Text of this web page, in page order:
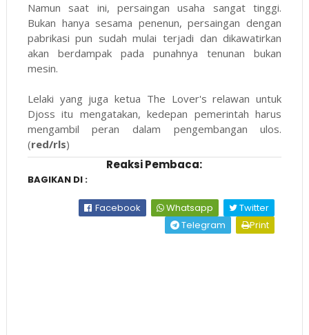
Namun saat ini, persaingan usaha sangat tinggi.
Bukan hanya sesama penenun, persaingan dengan
pabrikasi pun sudah mulai terjadi dan dikawatirkan
akan berdampak pada punahnya tenunan bukan
mesin.
Lelaki yang juga ketua The Lover's relawan untuk
Djoss itu mengatakan, kedepan pemerintah harus
mengambil peran dalam pengembangan ulos.
(red/rls)
Reaksi Pembaca:
BAGIKAN DI :
Facebook Whatsapp
Twitter
Telegram
Print